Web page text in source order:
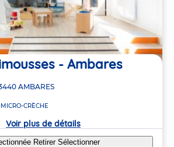
- Ambares
AMBARES
MICRO-CRÈCHE
Voir plus de détails
Retirer Sélectionner